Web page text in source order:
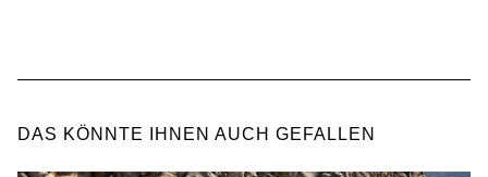
DAS KÖNNTE IHNEN AUCH GEFALLEN